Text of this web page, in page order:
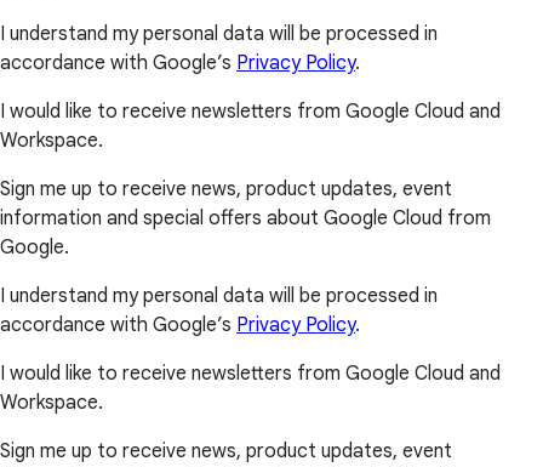
I understand my personal data will be processed in
accordance with Google’s Privacy Policy.
I would like to receive newsletters from Google Cloud and
Workspace.
Sign me up to receive news, product updates, event
information and special offers about Google Cloud from
Google.
I understand my personal data will be processed in
accordance with Google’s Privacy Policy.
I would like to receive newsletters from Google Cloud and
Workspace.
Sign me up to receive news, product updates, event